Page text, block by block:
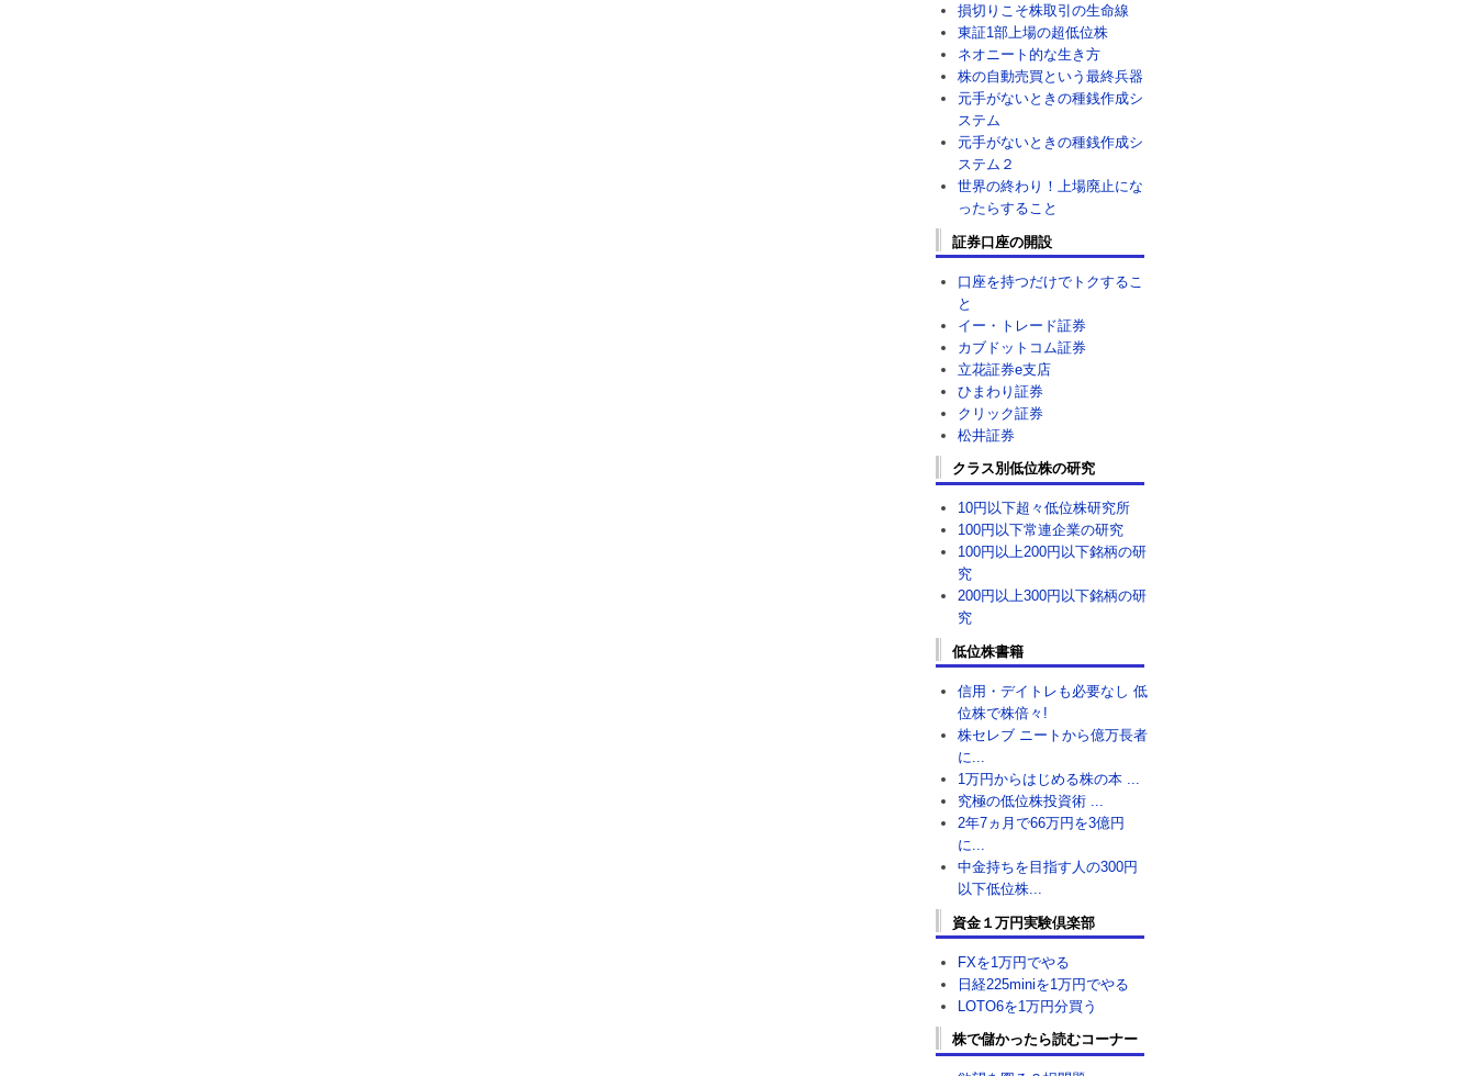
損切りこそ株取引の生命線
東証1部上場の超低位株
ネオニート的な生き方
株の自動売買という最終兵器
元手がないときの種銭作成シ
ステム
元手がないときの種銭作成シ
ステム２
世界の終わり！上場廃止にな
ったらすること
証券口座の開設
口座を持つだけでトクするこ
と
イー・トレード証券
カブドットコム証券
立花証券e支店
ひまわり証券
クリック証券
松井証券
クラス別低位株の研究
10円以下超々低位株研究所
100円以下常連企業の研究
100円以上200円以下銘柄の研
究
200円以上300円以下銘柄の研
究
低位株書籍
信用・デイトレも必要なし 低
位株で株倍々!
株セレブ ニートから億万長者
に...
1万円からはじめる株の本 ...
究極の低位株投資術 ...
2年7ヵ月で66万円を3億円
に...
中金持ちを目指す人の300円
以下低位株...
資金１万円実験倶楽部
FXを1万円でやる
日経225miniを1万円でやる
LOTO6を1万円分買う
株で儲かったら読むコーナー